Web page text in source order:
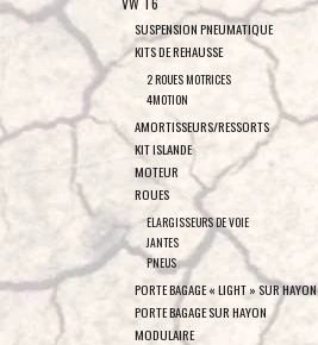
SUSPENSION PNEUMATIQUE
KITS DE REHAUSSE
2 ROUES MOTRICES
4MOTION
AMORTISSEURS/RESSORTS
KIT ISLANDE
MOTEUR
ROUES
ELARGISSEURS DE VOIE
JANTES
PNEUS
PORTE BAGAGE « LIGHT » SUR HAYON
PORTE BAGAGE SUR HAYON
MODULAIRE